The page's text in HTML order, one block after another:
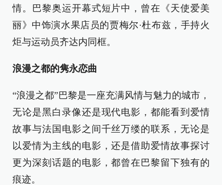
情。巴黎奥运开幕式短片中，曾在《天使爱美
丽》中饰演水果店员的贾梅尔·杜布兹，手持火
炬与运动员齐达内同框。
浪漫之都的隽永恋曲
“浪漫之都”巴黎是一座充满风情与魅力的城市，
无论是黑白录像还是现代电影，都能看到爱情
故事与法国电影之间千丝万缕的联系，无论是
以爱情为主线的电影，还是借助爱情故事探讨
更为深刻话题的电影，都曾在巴黎留下独有的
痕迹。